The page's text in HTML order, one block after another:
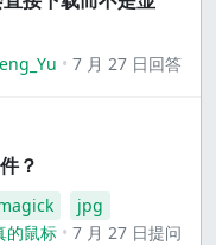
7 月 27 日回答
？
jpg
的鼠标
7 月 27 日提问